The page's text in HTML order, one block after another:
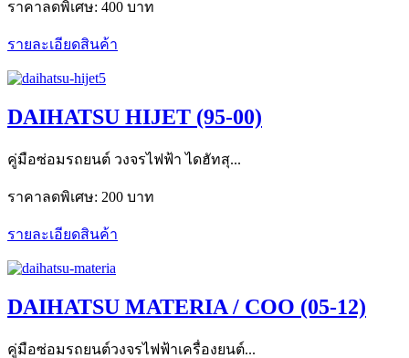
ราคาลดพิเศษ: 400 บาท
รายละเอียดสินค้า
DAIHATSU HIJET (95-00)
คู่มือซ่อมรถยนต์ วงจรไฟฟ้า ไดฮัทสุ...
ราคาลดพิเศษ: 200 บาท
รายละเอียดสินค้า
DAIHATSU MATERIA / COO (05-12)
คู่มือซ่อมรถยนต์วงจรไฟฟ้าเครื่องยนต์...